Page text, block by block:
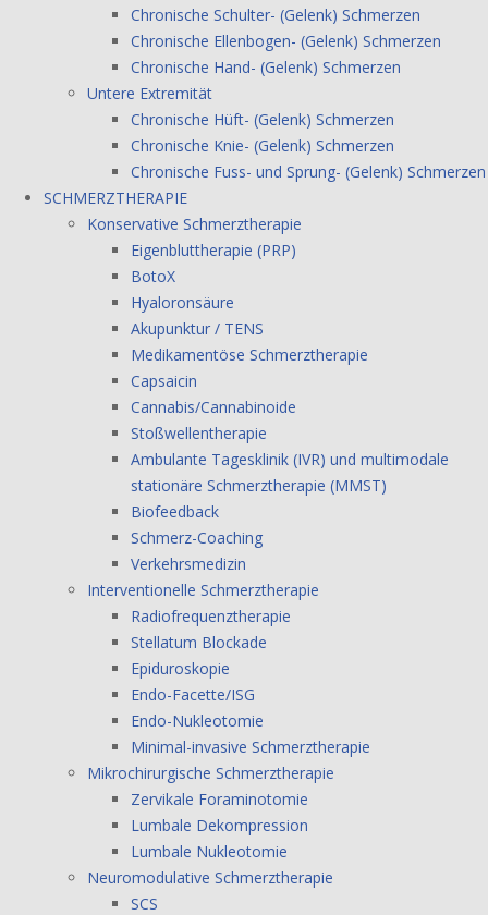
Chronische Schulter- (Gelenk) Schmerzen
Chronische Ellenbogen- (Gelenk) Schmerzen
Chronische Hand- (Gelenk) Schmerzen
Untere Extremität
Chronische Hüft- (Gelenk) Schmerzen
Chronische Knie- (Gelenk) Schmerzen
Chronische Fuss- und Sprung- (Gelenk) Schmerzen
SCHMERZTHERAPIE
Konservative Schmerztherapie
Eigenbluttherapie (PRP)
BotoX
Hyaloronsäure
Akupunktur / TENS
Medikamentöse Schmerztherapie
Capsaicin
Cannabis/Cannabinoide
Stoßwellentherapie
Ambulante Tagesklinik (IVR) und multimodale
stationäre Schmerztherapie (MMST)
Biofeedback
Schmerz-Coaching
Verkehrsmedizin
Interventionelle Schmerztherapie
Radiofrequenztherapie
Stellatum Blockade
Epiduroskopie
Endo-Facette/ISG
Endo-Nukleotomie
Minimal-invasive Schmerztherapie
Mikrochirurgische Schmerztherapie
Zervikale Foraminotomie
Lumbale Dekompression
Lumbale Nukleotomie
Neuromodulative Schmerztherapie
SCS